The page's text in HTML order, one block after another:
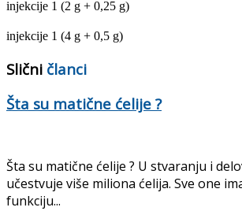
injekcije 1 (2 g + 0,25 g)
injekcije 1 (4 g + 0,5 g)
Slični članci
Šta su matične ćelije ?
Šta su matične ćelije ? U stvaranju i
učestvuje više miliona ćelija. Sve one
funkciju...